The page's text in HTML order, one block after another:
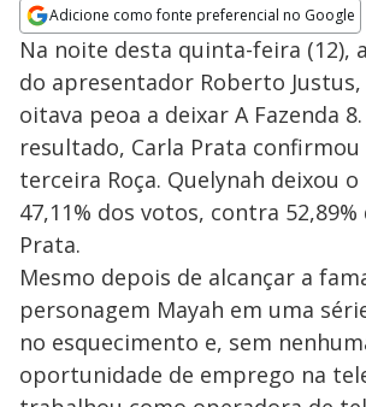
Adicione como fonte preferencial no Google
Opens in new window
Na noite desta quinta-feira (12),
do apresentador Roberto
oitava peoa a deixar A Fazenda
resultado, Carla Prata confirmou
terceira Roça. Quelynah deixou
47,11% dos votos, contra 52,89%
Prata.
Mesmo depois de alcançar a
personagem Mayah em uma
no esquecimento e, sem
oportunidade de emprego na